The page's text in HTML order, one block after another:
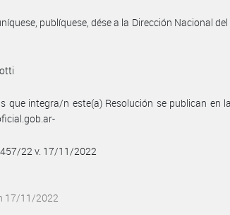
publíquese, dése a la Dirección Nacional
que integra/n este(a) Resolución se publican en
22 v. 17/11/2022
17/11/2022